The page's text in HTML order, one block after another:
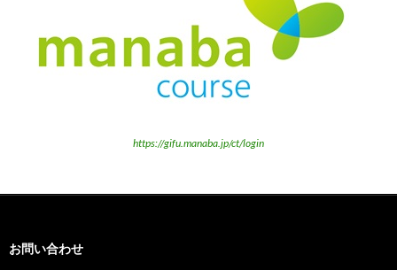
https://gifu.manaba.jp/ct/login
お問い合わせ